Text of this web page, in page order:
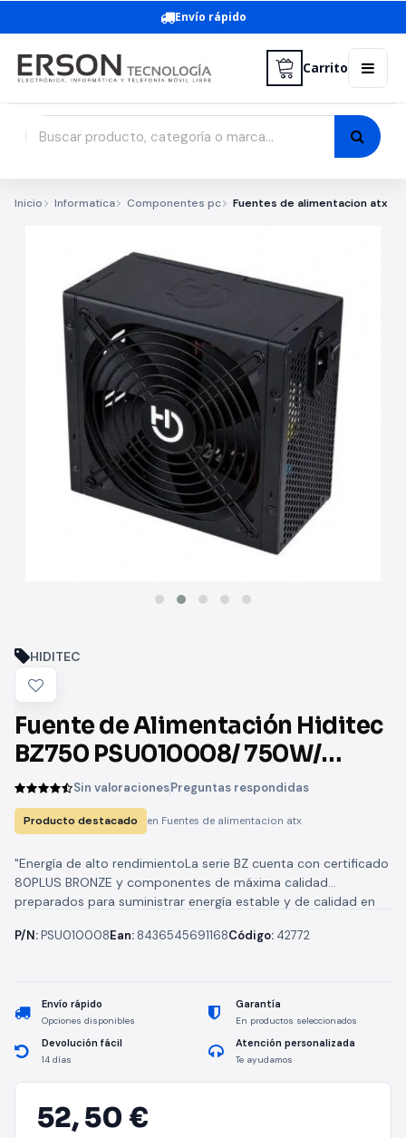
Envío rápido
Carrito
Inicio Informatica Componentes pc Fuentes de alimentacion atx
HIDITEC
Fuente de Alimentación Hiditec
BZ750 PSU010008/ 750W/
Ventilador 14cm/ 80 Plus Bronze
Sin valoracionesPreguntas respondidas
Producto destacado en Fuentes de alimentacion atx
"Energía de alto rendimientoLa serie BZ cuenta con certificado
80PLUS BRONZE y componentes de máxima calidad
preparados para suministrar energía estable y de calidad en
P/N:PSU010008Ean: 8436545691168Código: 42772
Envío rápido
Opciones disponibles
Garantía
En productos seleccionados
Devolución fácil
14 días
Atención personalizada
Te ayudamos
52,50 €